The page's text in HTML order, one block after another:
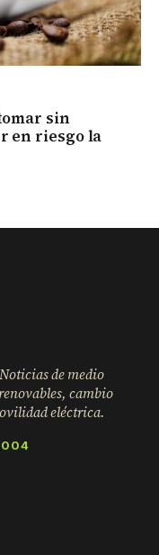
sin
en riesgo la
de medio
cambio
eléctrica.